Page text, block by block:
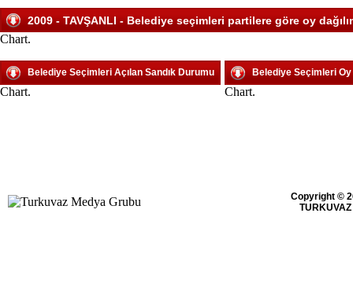
2009 - TAVŞANLI - Belediye seçimleri partilere göre oy
Chart.
Belediye Seçimleri Açılan Sandık Durumu
Chart.
Belediye Seçimleri
Chart.
Copyright ©